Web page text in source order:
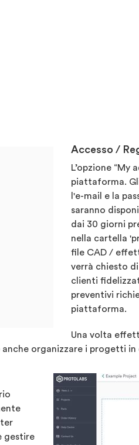
Accesso /
L’opzione
piattaforma.
l'e-mail e la
saranno
dai 30 giorni
nella cartella
file CAD /
verrà chiesto
clienti
preventivi
piattaforma.
Una volta
organizzare i progetti
gestire